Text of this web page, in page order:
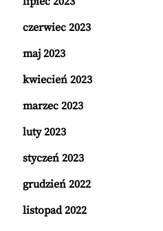
czerwiec 2023
maj 2023
kwiecień 2023
marzec 2023
luty 2023
styczeń 2023
grudzień 2022
listopad 2022